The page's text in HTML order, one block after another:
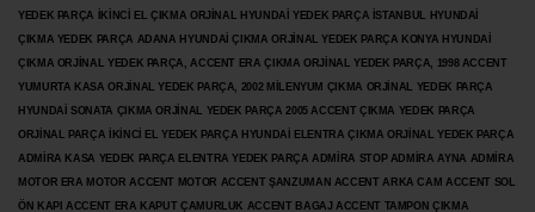
YEDEK PARÇA İKİNCİ EL ÇIKMA ORJİNAL HYUNDAİ YEDEK PARÇA İSTANBUL HYUNDAİ
ÇIKMA YEDEK PARÇA ADANA HYUNDAİ ÇIKMA ORJİNAL YEDEK PARÇA KONYA HYUNDAİ
ÇIKMA ORJİNAL YEDEK PARÇA, ACCENT ERA ÇIKMA ORJİNAL YEDEK PARÇA, 1998 ACCENT
YUMURTA KASA ORJİNAL YEDEK PARÇA, 2002 MİLENYUM ÇIKMA ORJİNAL YEDEK PARÇA
HYUNDAİ SONATA ÇIKMA ORJİNAL YEDEK PARÇA 2005 ACCENT ÇIKMA YEDEK PARÇA
ORJİNAL PARÇA İKİNCİ EL YEDEK PARÇA HYUNDAİ ELENTRA ÇIKMA ORJİNAL YEDEK PARÇA
ADMİRA KASA YEDEK PARÇA ELENTRA YEDEK PARÇA ADMİRA STOP ADMİRA AYNA ADMİRA
MOTOR ERA MOTOR ACCENT MOTOR ACCENT ŞANZUMAN ACCENT ARKA CAM ACCENT SOL
ÖN KAPI ACCENT ERA KAPUT ÇAMURLUK ACCENT BAGAJ ACCENT TAMPON ÇIKMA